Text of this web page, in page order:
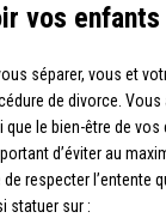
vos enfants
séparer, vous et
de divorce.
que le bien-être de
d’éviter au
respecter l’entente
statuer sur :